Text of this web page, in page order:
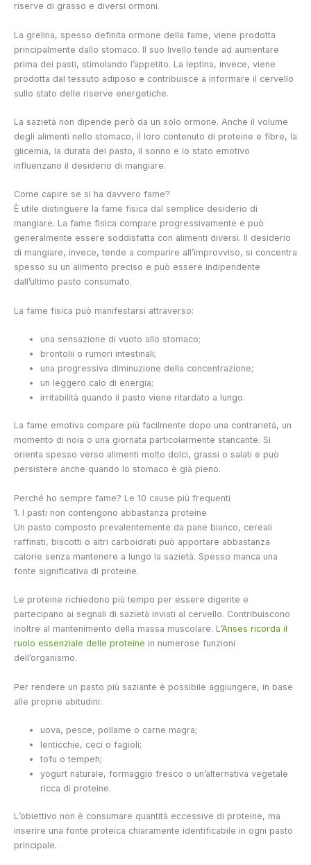
riserve di grasso e diversi ormoni.
La grelina, spesso definita ormone della fame, viene prodotta
principalmente dallo stomaco. Il suo livello tende ad aumentare
prima dei pasti, stimolando l’appetito. La leptina, invece, viene
prodotta dal tessuto adiposo e contribuisce a informare il cervello
sullo stato delle riserve energetiche.
La sazietà non dipende però da un solo ormone. Anche il volume
degli alimenti nello stomaco, il loro contenuto di proteine e fibre, la
glicemia, la durata del pasto, il sonno e lo stato emotivo
influenzano il desiderio di mangiare.
Come capire se si ha davvero fame?
È utile distinguere la fame fisica dal semplice desiderio di
mangiare. La fame fisica compare progressivamente e può
generalmente essere soddisfatta con alimenti diversi. Il desiderio
di mangiare, invece, tende a comparire all’improvviso, si concentra
spesso su un alimento preciso e può essere indipendente
dall’ultimo pasto consumato.
La fame fisica può manifestarsi attraverso:
una sensazione di vuoto allo stomaco;
brontolii o rumori intestinali;
una progressiva diminuzione della concentrazione;
un leggero calo di energia;
irritabilità quando il pasto viene ritardato a lungo.
La fame emotiva compare più facilmente dopo una contrarietà, un
momento di noia o una giornata particolarmente stancante. Si
orienta spesso verso alimenti molto dolci, grassi o salati e può
persistere anche quando lo stomaco è già pieno.
Perché ho sempre fame? Le 10 cause più frequenti
1. I pasti non contengono abbastanza proteine
Un pasto composto prevalentemente da pane bianco, cereali
raffinati, biscotti o altri carboidrati può apportare abbastanza
calorie senza mantenere a lungo la sazietà. Spesso manca una
fonte significativa di proteine.
Le proteine richiedono più tempo per essere digerite e
partecipano ai segnali di sazietà inviati al cervello. Contribuiscono
inoltre al mantenimento della massa muscolare. L’Anses ricorda il
ruolo essenziale delle proteine in numerose funzioni
dell’organismo.
Per rendere un pasto più saziante è possibile aggiungere, in base
alle proprie abitudini:
uova, pesce, pollame o carne magra;
lenticchie, ceci o fagioli;
tofu o tempeh;
yogurt naturale, formaggio fresco o un’alternativa vegetale
ricca di proteine.
L’obiettivo non è consumare quantità eccessive di proteine, ma
inserire una fonte proteica chiaramente identificabile in ogni pasto
principale.